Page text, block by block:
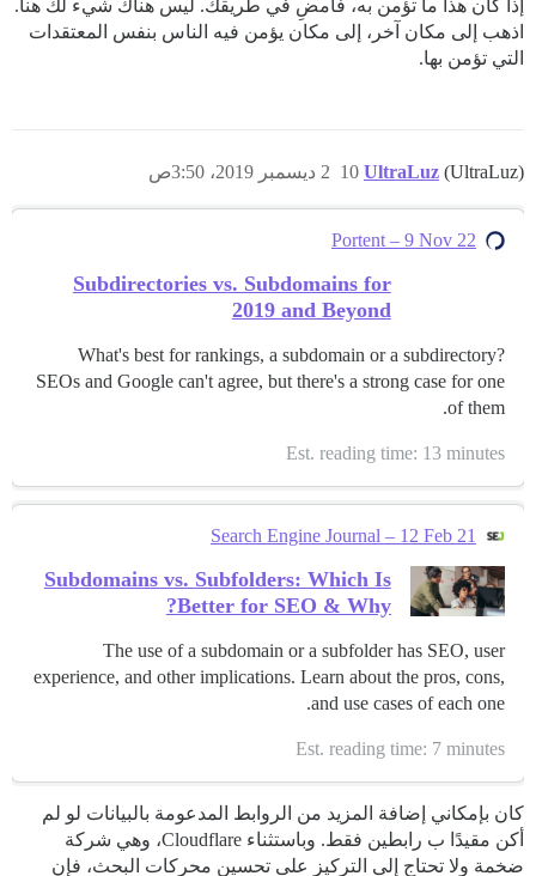
إذا كان هذا ما تؤمن به، فامضِ في طريقك. ليس هناك شيء لك هنا.
اذهب إلى مكان آخر، إلى مكان يؤمن فيه الناس بنفس المعتقدات
التي تؤمن بها.
UltraLuz (UltraLuz) 2 ديسمبر 2019، 3:50ص 10
Portent – 9 Nov 22
Subdirectories vs. Subdomains for
2019 and Beyond
What's best for rankings, a subdomain or a subdirectory?
SEOs and Google can't agree, but there's a strong case for one
of them.
Est. reading time: 13 minutes
Search Engine Journal – 12 Feb 21
Subdomains vs. Subfolders: Which Is
Better for SEO & Why?
The use of a subdomain or a subfolder has SEO, user
experience, and other implications. Learn about the pros, cons,
and use cases of each one.
Est. reading time: 7 minutes
كان بإمكاني إضافة المزيد من الروابط المدعومة بالبيانات لو لم
أكن مقيدًا ب رابطين فقط. وباستثناء Cloudflare، وهي شركة
ضخمة ولا تحتاج إلى التركيز على تحسين محركات البحث، فإن